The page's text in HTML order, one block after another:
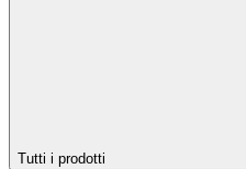
Tutti i prodotti